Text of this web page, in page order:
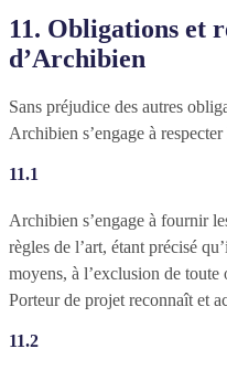
11. Obligations et
d’Archibien
Sans préjudice des autres
Archibien s’engage à
11.1
Archibien s’engage à fournir
règles de l’art, étant précisé
moyens, à l’exclusion de
Porteur de projet reconnaît et
11.2